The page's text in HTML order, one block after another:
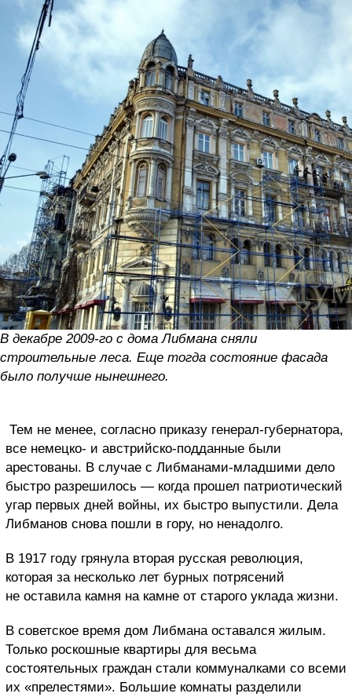
В декабре 2009-го с дома Либмана сняли
строительные леса. Еще тогда состояние фасада
было получше нынешнего.
Тем не менее, согласно приказу генерал-губернатора,
все немецко- и австрийско-подданные были
арестованы. В случае с Либманами-младшими дело
быстро разрешилось — когда прошел патриотический
угар первых дней войны, их быстро выпустили. Дела
Либманов снова пошли в гору, но ненадолго.
В 1917 году грянула вторая русская революция,
которая за несколько лет бурных потрясений
не оставила камня на камне от старого уклада жизни.
В советское время дом Либмана оставался жилым.
Только роскошные квартиры для весьма
состоятельных граждан стали коммуналками со всеми
их «прелестями». Большие комнаты разделили